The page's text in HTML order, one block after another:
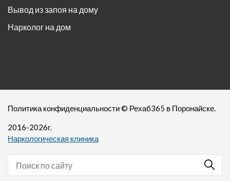
Вывод из запоя на дому
Нарколог на дом
Политика конфиденциальности© Рехаб365 в Поронайске.
2016-2026г.
Наркологическая клиника